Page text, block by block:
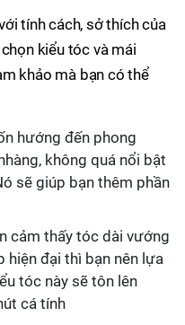
tính cách, sở thích của
kiểu tóc và mái
khảo mà bạn có thể
hướng đến phong
không quá nổi bật
sẽ giúp bạn thêm phần
cảm thấy tóc dài vướng
hiện đại thì bạn nên lựa
tóc này sẽ tôn lên
cá tính